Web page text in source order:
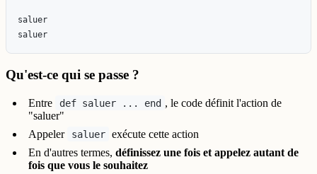
saluer
saluer
Qu'est-ce qui se passe ?
Entre def saluer ... end , le code définit l'action de
"saluer"
Appeler
saluer exécute cette action
En d'autres termes, définissez une fois et appelez autant de
fois que vous le souhaitez